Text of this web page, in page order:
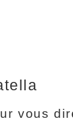
vous